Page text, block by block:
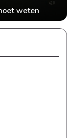
echt werken